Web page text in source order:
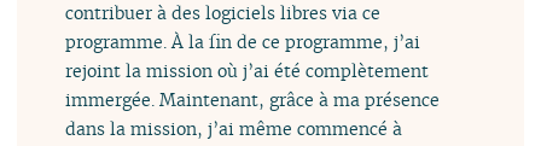
contribuer à des logiciels libres via ce
programme. À la fin de ce programme, j’ai
rejoint la mission où j’ai été complètement
immergée. Maintenant, grâce à ma présence
dans la mission, j’ai même commencé à